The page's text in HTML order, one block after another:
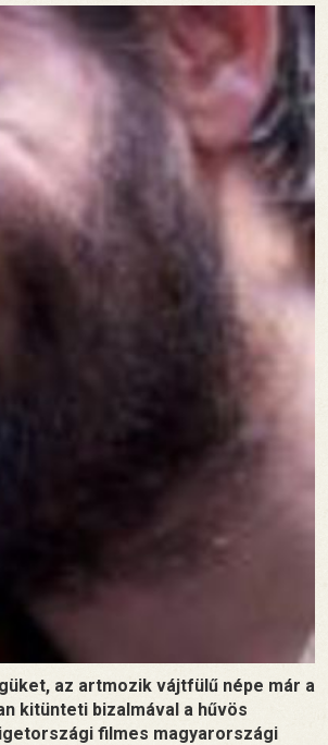
az artmozik vájtfülű népe már a
kitünteti bizalmával a hűvös
filmes magyarországi